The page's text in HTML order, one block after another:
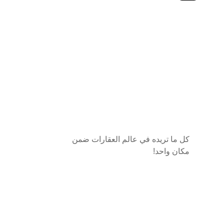
كل ما تريده في عالم العقارات ضمن
مكان واحد!